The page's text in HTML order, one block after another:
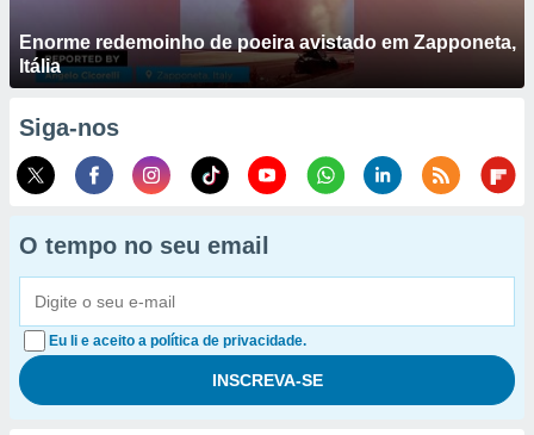
Enorme redemoinho de poeira avistado em Zapponeta,
Itália
Siga-nos
O tempo no seu email
Eu li e aceito a política de privacidade.